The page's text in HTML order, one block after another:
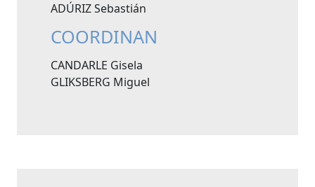
ADÚRIZ Sebastián
COORDINAN
CANDARLE Gisela
GLIKSBERG Miguel